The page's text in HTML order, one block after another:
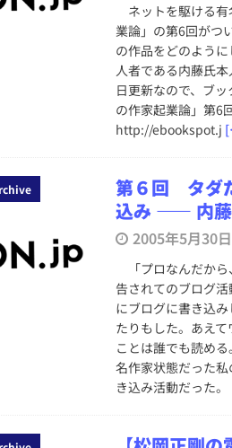
年7月30日 ]
チャットボット（ベータ版）
すべてプロの翻訳・集英社「
日刊出版ニュースまとめ
ネットを駆ける有
業論」の第6回がつ
の作品をどのよう
人者である内藤氏
日更新なので、ブ
の作家起業論」第6
http://ebookspot.j
第６回 タダ
込み ―― 内藤
2005年5月30日
「プロなんだから
告されてのブログ
にブログに書き込
たりもした。あえ
ことは誰でも読め
名作家状態だった
き込み活動だった